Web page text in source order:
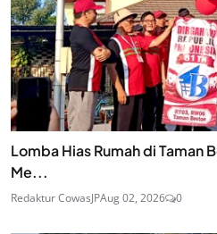
Lomba Hias Rumah di Taman
Me...
Redaktur CowasJPAug 02, 2026 0